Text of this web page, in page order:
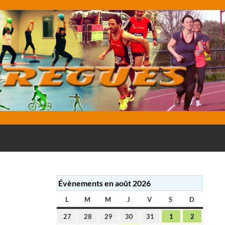
Évènements en août 2026
L LUNDI
M MARDI
M MERCREDI
J JEUDI
V VENDREDI
S SAMEDI
D
27 28 29 30 31 1 2